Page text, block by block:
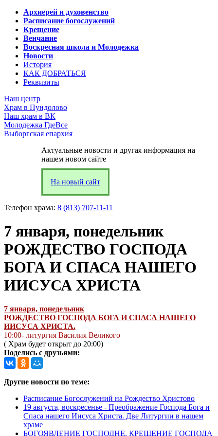
Архиерей и духовенство
Расписание богослужений
Крещение
Венчание
Воскресная школа и Молодежка
Новости
История
КАК ДОБРАТЬСЯ
Реквизиты
Наш центр
Храм в Пундолово
Наш храм в ВК
Молодежка ГдеВсе
Выборгская епархия
Актуальные новости и другая информация на
нашем новом сайте
На новый сайт
Телефон храма: 8 (813) 707-11-11
7 января, понедельник
РОЖДЕСТВО ГОСПОДА
БОГА И СПАСА НАШЕГО
ИИСУСА ХРИСТА
7 января, понедельник
РОЖДЕСТВО ГОСПОДА БОГА И СПАСА НАШЕГО
ИИСУСА ХРИСТА.
10:00- литургия Василия Великого
( Храм будет открыт до 20:00)
Поделись с друзьями:
Другие новости по теме:
Расписание Богослужений на Рождество Христово
19 августа, воскресенье - Преображение Господа Бога и
Спаса нашего Иисуса Христа. Две Литургии в нашем
храме
БОГОЯВЛЕНИЕ ГОСПОДНЕ. КРЕЩЕНИЕ ГОСПОДА